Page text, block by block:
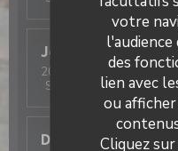
votre
des
lien avec
ou
Cliquez
Jeremy
2026-07-31 - 13:00 -
Service
/5 Ambiance:
Dominique L